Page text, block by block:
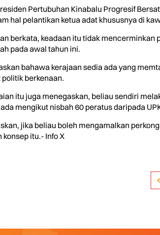
Pertubuhan Kinabalu Progresif
hal pelantikan ketua adat khususnya di
berkata, keadaan itu tidak mencerminkan
pada awal tahun ini.
bahawa kerajaan sedia ada yang
berkenaan.
itu juga menegaskan, beliau sendiri
mengikut nisbah 60 peratus daripada
jika beliau boleh mengamalkan
itu.- Info X